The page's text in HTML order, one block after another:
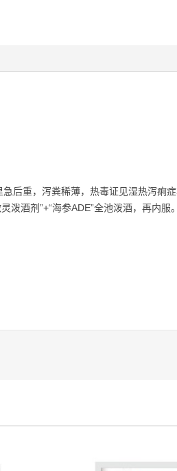
后重，泻粪稀薄，热毒证见湿热泻痢症
酒剂”+“海参ADE”全池泼酒，再内服。